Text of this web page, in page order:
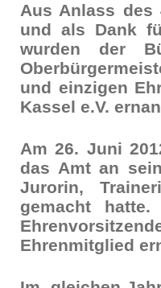
Aus Anlass des
und als Dank
wurden der
und einzigen
Kassel e.V.
Am 26. Juni
das Amt an
Jurorin,
gemacht
Ehrenmitglied